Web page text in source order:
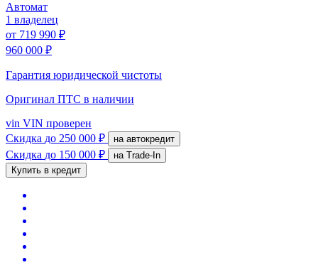
Автомат
1 владелец
от 719 990 ₽
960 000 ₽
Гарантия юридической чистоты
Оригинал ПТС в наличии
vin VIN проверен
Скидка до 250 000 ₽ на автокредит
Скидка до 150 000 ₽
на Trade-In
Купить в кредит